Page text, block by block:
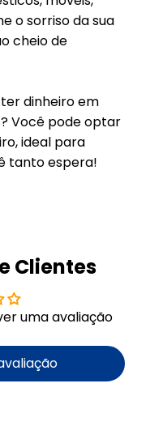
o sorriso da sua
cheio de
dinheiro em
Você pode optar
ideal para
tanto espera!
Clientes
uma avaliação